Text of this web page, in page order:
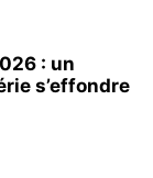
: un
s’effondre